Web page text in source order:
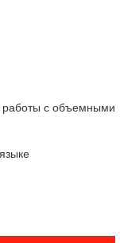
работы с объемными